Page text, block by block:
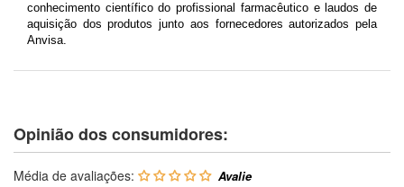
conhecimento científico do profissional farmacêutico e laudos de
aquisição dos produtos junto aos fornecedores autorizados pela
Anvisa.
Opinião dos consumidores:
Média de avaliações: